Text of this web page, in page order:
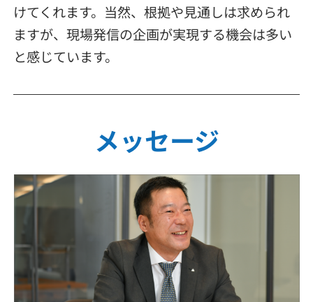
けてくれます。当然、根拠や見通しは求められ
ますが、現場発信の企画が実現する機会は多い
と感じています。
メッセージ